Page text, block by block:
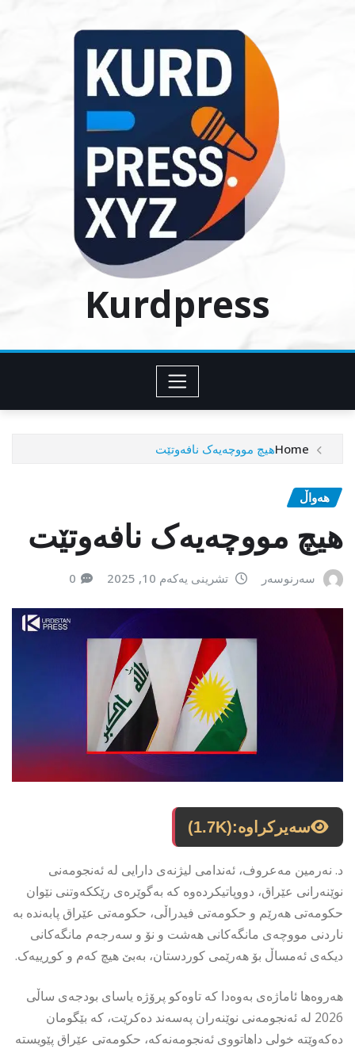
Kurdpress
Homeهیچ مووچەیەک نافەوتێت
هەواڵ
هیچ مووچەیەک نافەوتێت
سەرنوسەر تشرینی یەکەم 10, 2025 0
سەیرکراوە:(1.7K)
د. نەرمین مەعروف، ئەندامی لیژنەی دارایی لە ئەنجومەنی
نوێنەرانی عێراق، دووپاتیکردەوە کە بەگوێرەی رێککەوتنی نێوان
حکومەتی هەرێم و حکومەتی فیدراڵی، حکومەتی عێراق پابەندە بە
ناردنی مووچەی مانگەکانی هەشت و نۆ و سەرجەم مانگەکانی
دیکەی ئەمساڵ بۆ هەرێمی کوردستان، بەبێ هیچ کەم و کوڕییەک.
هەروەها ئاماژەی بەوەدا کە تاوەکو پرۆژە یاسای بودجەی ساڵی
2026 لە ئەنجومەنی نوێنەران پەسەند دەکرێت، کە بێگومان
دەکەوێتە خولی داهاتووی ئەنجومەنەکە، حکومەتی عێراق پێویستە